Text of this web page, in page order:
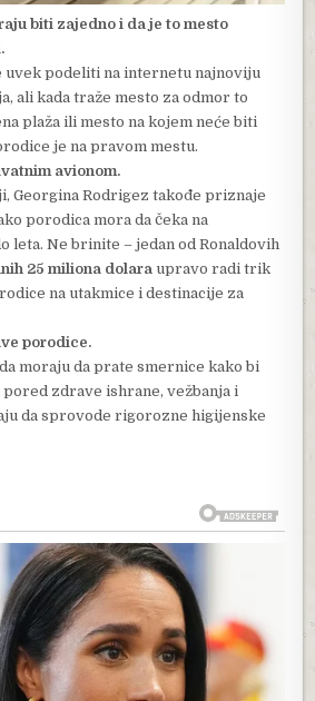
biti zajedno i da je to mesto
uvek podeliti na internetu najnoviju
ali kada traže mesto za odmor to
plaža ili mesto na kojem neće biti
je na pravom mestu.
avionom.
Georgina Rodrigez takođe priznaje
porodica mora da čeka na
leta. Ne brinite – jedan od Ronaldovih
25 miliona dolara upravo radi trik
na utakmice i destinacije za
porodice.
moraju da prate smernice kako bi
zdrave ishrane, vežbanja i
da sprovode rigorozne higijenske